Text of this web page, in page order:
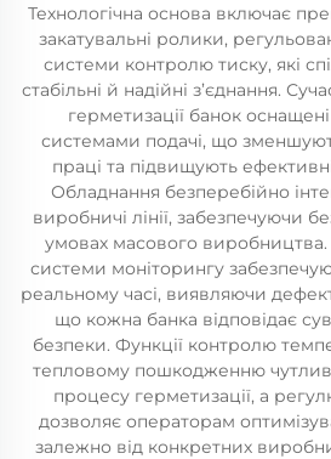
Технологічна основа включає
закатувальні ролики,
системи контролю тиску, які
стабільні й надійні з’єднання.
герметизації банок
системами подачі, що
праці та підвищують
Обладнання безперебійно
виробничі лінії, забезпечуючи
умовах масового виробництва.
системи моніторингу
реальному часі, виявляючи
що кожна банка відповідає
безпеки. Функції контролю
тепловому пошкодженню
процесу герметизації, а
дозволяє операторам
залежно від конкретних